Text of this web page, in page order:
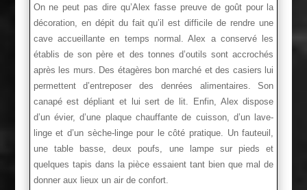
On ne peut pas dire qu’Alex fasse preuve de goût pour la
décoration, en dépit du fait qu’il est difficile de rendre une
cave accueillante en temps normal. Alex a conservé les
établis de son père et des tonnes d’outils sont accrochés
après les murs. Des étagères bon marché et des casiers lui
permettent d’entreposer des denrées alimentaires. Son
canapé est dépliant et lui sert de lit. Enfin, Alex dispose
d’un évier, d’une plaque chauffante de cuisson, d’un lave-
linge et d’un sèche-linge pour le côté pratique. Un fauteuil,
une table basse, deux poufs, une lampe sur pieds et
quelques tapis dans la pièce essaient tant bien que mal de
donner aux lieux un air de confort.